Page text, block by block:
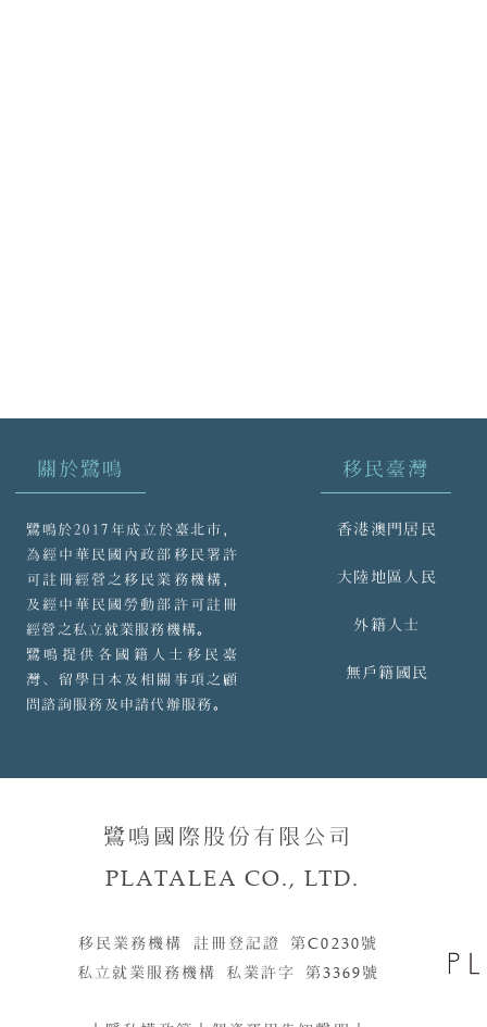
關於鷺鳴
鷺鳴於2017年成立於臺北市，
為經中華民國內政部移民署許
可註冊經營之移民業務機構，
及經中華民國勞動部許可註冊
經營之私立就業服務機構。
鷺鳴提供各國籍人士移民臺
灣、留學日本及相關事項之顧
問諮詢服務及申請代辦服務。
移民臺灣
香港澳門居民
大陸地區人民
外籍人士
無戶籍國民
鷺鳴國際股份有限公司
PLATALEA CO., LTD.
移民業務機構 註冊登記證 第C0230號​​
私立就業服務機構 私業許字 第3369號